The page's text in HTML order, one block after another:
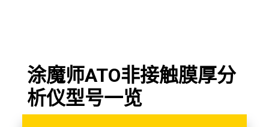
涂魔师ATO非接触膜厚分
析仪型号一览